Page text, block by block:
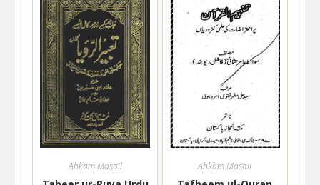
Ahkam Masail Ahkam Masail